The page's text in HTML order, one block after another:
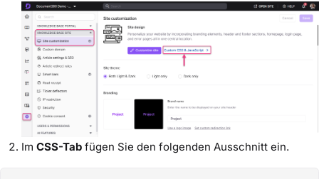
Im CSS-Tab fügen Sie den folgenden Ausschnitt ein.